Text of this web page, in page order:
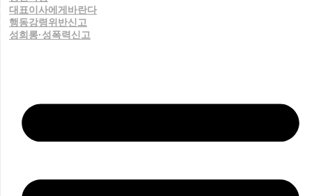
대표이사에게바란다
행동강령위반신고
성희롱·성폭력신고